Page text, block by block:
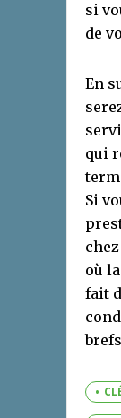
si
de
En
qui
Si
chez
où
fait